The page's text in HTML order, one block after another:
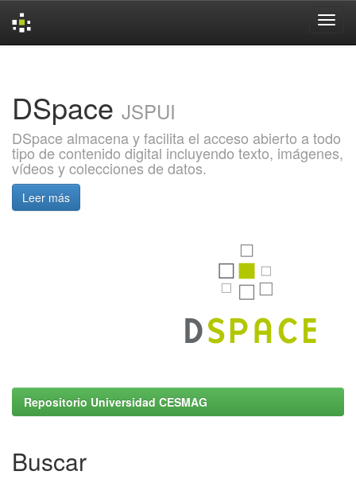
DSpace JSPUI
DSpace almacena y facilita el acceso abierto a todo
tipo de contenido digital incluyendo texto, imágenes,
vídeos y colecciones de datos.
Leer más
Repositorio Universidad CESMAG
Buscar